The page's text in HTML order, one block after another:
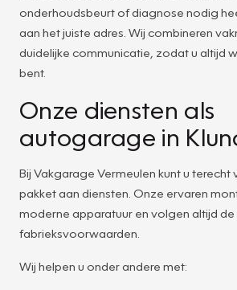
onderhoudsbeurt of diagnose nodig
aan het juiste adres. Wij combineren
duidelijke communicatie, zodat u altijd
bent.
Onze diensten als
autogarage in
Bij Vakgarage Vermeulen kunt u
pakket aan diensten. Onze ervaren
moderne apparatuur en volgen altijd de
fabrieksvoorwaarden.
Wij helpen u onder andere met: